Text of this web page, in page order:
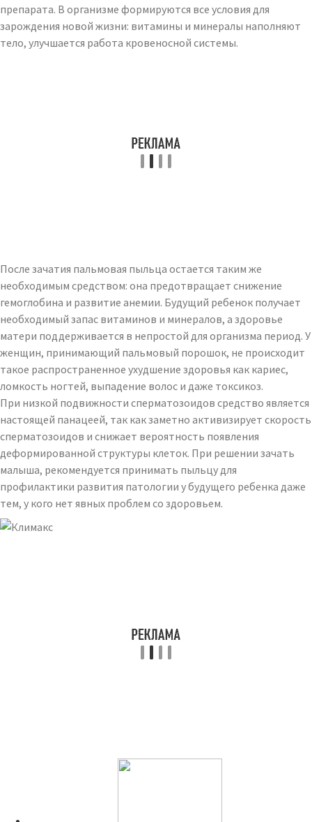
препарата. В организме формируются все условия для
зарождения новой жизни: витамины и минералы наполняют
тело, улучшается работа кровеносной системы.
После зачатия пальмовая пыльца остается таким же
необходимым средством: она предотвращает снижение
гемоглобина и развитие анемии. Будущий ребенок получает
необходимый запас витаминов и минералов, а здоровье
матери поддерживается в непростой для организма период. У
женщин, принимающий пальмовый порошок, не происходит
такое распространенное ухудшение здоровья как кариес,
ломкость ногтей, выпадение волос и даже токсикоз.
При низкой подвижности сперматозоидов средство является
настоящей панацеей, так как заметно активизирует скорость
сперматозоидов и снижает вероятность появления
деформированной структуры клеток. При решении зачать
малыша, рекомендуется принимать пыльцу для
профилактики развития патологии у будущего ребенка даже
тем, у кого нет явных проблем со здоровьем.